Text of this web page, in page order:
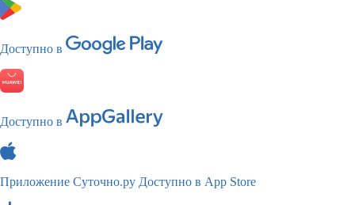
Доступно в
Доступно в
Приложение Суточно.ру Доступно в App Store